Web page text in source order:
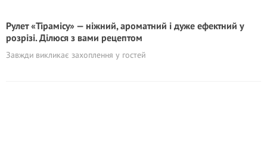
Рулет «Тірамісу» — ніжний, ароматний і дуже ефектний у
розрізі. Ділюся з вами рецептом
Завжди викликає захоплення у гостей